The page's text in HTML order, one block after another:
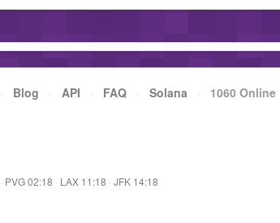
· Blog · API · FAQ · Solana · 1060 Online
· PVG 02:18 · LAX 11:18 · JFK 14:18